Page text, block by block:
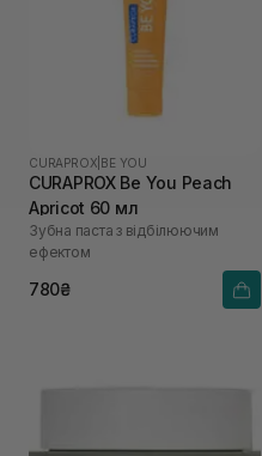
CURAPROX BE YOU
CURAPROX Be You Peach
Apricot 60 мл
Зубна паста з відбілюючим
ефектом
780₴